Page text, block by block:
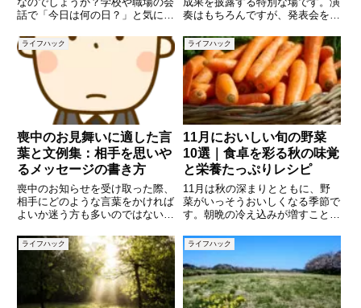
話で「今日は何の日？」と気にな
は、日本では「生姜の日」や「米
百俵デー」などのユニークな記念
日があり、さらに世界的には「マ
グナ・カルタ」の承認や歴史的
奏はもちろんですが、発表会をよ
せないのが「挨拶」です。主催者
としての開会の挨拶、講師として
の言葉、保護者を代表しての感謝
の挨拶など、それぞれの立場に合
ライフハック
喪中のお見舞いに適した言
葉と文例集：相手を思いや
るメッセージの書き方
喪中のお知らせを受け取った際、
相手にどのような言葉をかければ
よいか迷う方も多いのではないで
対しては、慎重な言葉選びが求め
られます。この記事では、喪中の
お見舞いに適した表現や具体的な
文例を10選ご紹介します。心の
ライフハック
11月においしい旬の野菜
10選｜食卓を彩る秋の味覚
と栄養たっぷりレシピ
11月は秋の深まりとともに、野
菜がいっそうおいしくなる季節で
す。朝晩の冷え込みが増すこと
増し、食卓に季節の変化を感じさ
せてくれます。特に、根菜類や葉
物野菜、そして冬に向けた準備を
する野菜たちは、ビタミン・ミネ
ラ
ライフハック ライフハック